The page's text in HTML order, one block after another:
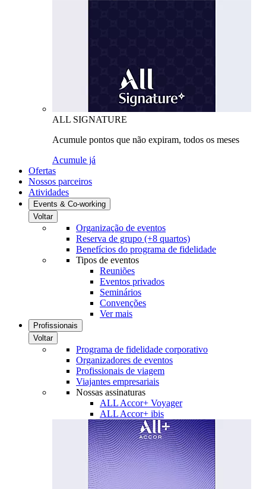
ALL SIGNATURE
Acumule pontos que não expiram, todos os meses
Acumule já
Ofertas
Nossos parceiros
Atividades
Events & Co-working
Voltar
Organização de eventos
Reserva de grupo (+8 quartos)
Benefícios do programa de fidelidade
Tipos de eventos
Reuniões
Eventos privados
Seminários
Convenções
Ver mais
Profissionais
Voltar
Programa de fidelidade corporativo
Organizadores de eventos
Profissionais de viagem
Viajantes empresariais
Nossas assinaturas
ALL Accor+ Voyager
ALL Accor+ ibis